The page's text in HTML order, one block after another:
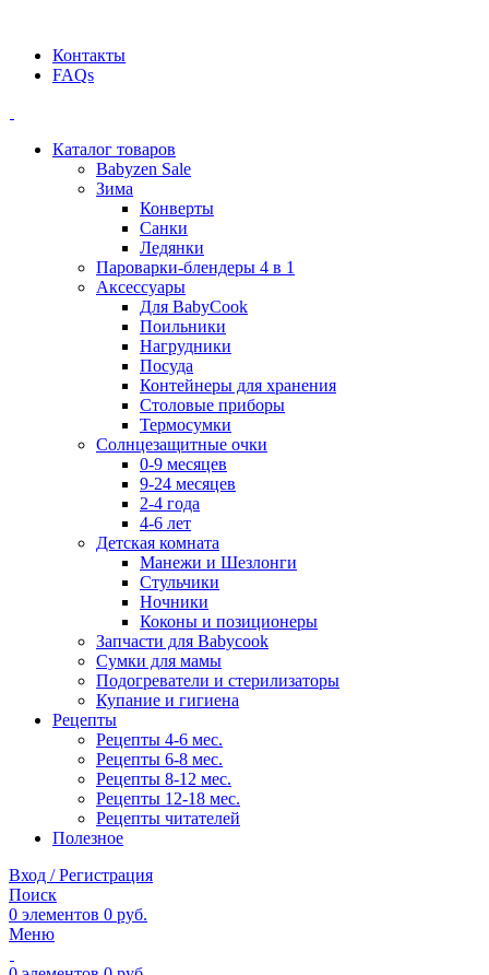
Контакты
FAQs
Каталог товаров
Babyzen Sale
Зима
Конверты
Санки
Ледянки
Пароварки-блендеры 4 в 1
Аксессуары
Для BabyCook
Поильники
Нагрудники
Посуда
Контейнеры для хранения
Столовые приборы
Термосумки
Солнцезащитные очки
0-9 месяцев
9-24 месяцев
2-4 года
4-6 лет
Детская комната
Манежи и Шезлонги
Стульчики
Ночники
Коконы и позиционеры
Запчасти для Babycook
Сумки для мамы
Подогреватели и стерилизаторы
Купание и гигиена
Рецепты
Рецепты 4-6 мес.
Рецепты 6-8 мес.
Рецепты 8-12 мес.
Рецепты 12-18 мес.
Рецепты читателей
Полезное
Вход / Регистрация
Поиск
0 элементов 0 руб.
Меню